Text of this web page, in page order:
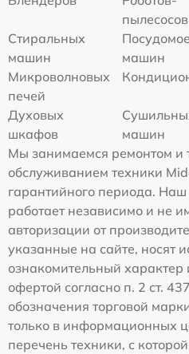
пылесосов
Стиральных
машин
машин
Микроволновых
печей
Духовых
шкафов
машин
Мы занимаемся ремонтом и
обслуживанием техники
гарантийного периода.
работает независимо и не
авторизации от
указанные на сайте, носят
ознакомительный характер
офертой согласно п. 2 ст.
обозначения торговой
только в информационных
перечень техники, с